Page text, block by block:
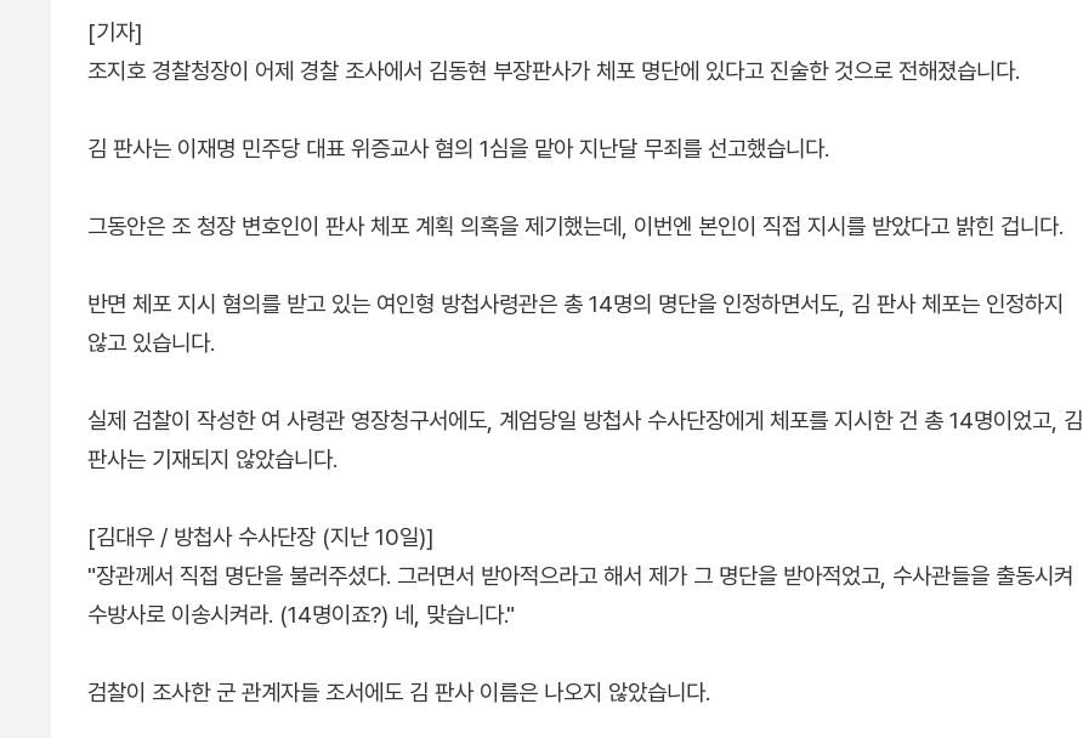
[기자]
조지호 경찰청장이 어제 경찰 조사에서 김동현 부장판사가 체포 명단에 있다고 진술한 것으로 전해졌습니다.
김 판사는 이재명 민주당 대표 위증교사 혐의 1심을 맡아 지난달 무죄를 선고했습니다.
그동안은 조 청장 변호인이 판사 체포 계획 의혹을 제기했는데, 이번엔 본인이 직접 지시를 받았다고 밝힌 겁니다.
반면 체포 지시 혐의를 받고 있는 여인형 방첩사령관은 총 14명의 명단을 인정하면서도, 김 판사 체포는 인정하지
않고 있습니다.
실제 검찰이 작성한 여 사령관 영장청구서에도, 계엄당일 방첩사 수사단장에게 체포를 지시한 건 총 14명이었고, 김
판사는 기재되지 않았습니다.
[김대우 / 방첩사 수사단장 (지난 10일)]
"장관께서 직접 명단을 불러주셨다. 그러면서 받아적으라고 해서 제가 그 명단을 받아적었고, 수사관들을 출동시켜
수방사로 이송시켜라. (14명이죠?) 네, 맞습니다."
검찰이 조사한 군 관계자들 조서에도 김 판사 이름은 나오지 않았습니다.